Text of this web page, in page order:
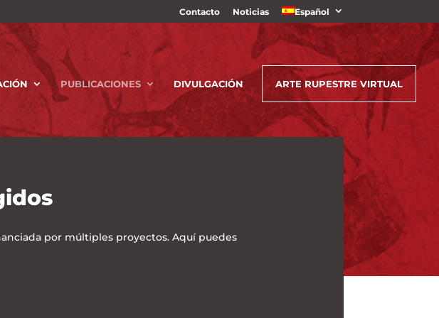
Contacto Noticias Español
PUBLICACIONES DIVULGACIÓN ARTE RUPESTRE VIRTUAL
por múltiples proyectos. Aquí puedes